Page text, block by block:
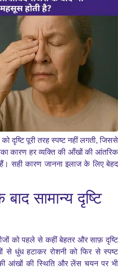
को दृष्टि पूरी तरह स्पष्ट नहीं लगती, जिससे
कारण हर व्यक्ति की आँखों की आंतरिक
सही कारण जानना इलाज के लिए बेहद
बाद सामान्य दृष्टि
को पहले से कहीं बेहतर और साफ़ दृष्टि
से धुंध हटाकर रोशनी को फिर से स्पष्ट
की आंखों की स्थिति और लेंस चयन पर भी